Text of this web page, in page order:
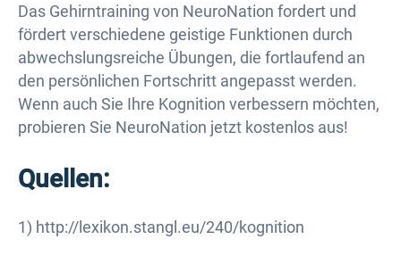
Das Gehirntraining von NeuroNation fordert und
fördert verschiedene geistige Funktionen durch
abwechslungsreiche Übungen, die fortlaufend an
den persönlichen Fortschritt angepasst werden.
Wenn auch Sie Ihre Kognition verbessern möchten,
probieren Sie NeuroNation jetzt kostenlos aus!
Quellen:
1) http://lexikon.stangl.eu/240/kognition